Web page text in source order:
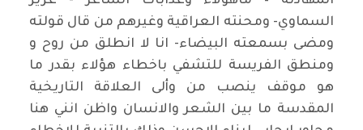
السماوي- ومحنته العراقية وغيرهم من قال قولته
ومضى بسمعته البيضاء- انا لا انطلق من روح و
ومنطق الفريسة للتشفي باخطاء هؤلاء بقدر ما
هو موقف ينصب من وألى العلاقة التاريخية
المقدسة ما بين الشعر والانسان واظن انني هنا